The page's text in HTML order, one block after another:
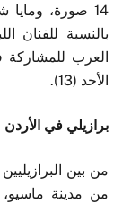
14 صورة،
بالنسبة للفنان
العرب للمشاركة
الأحد (13).
برازيلي في الأردن
من بين
من مدينة